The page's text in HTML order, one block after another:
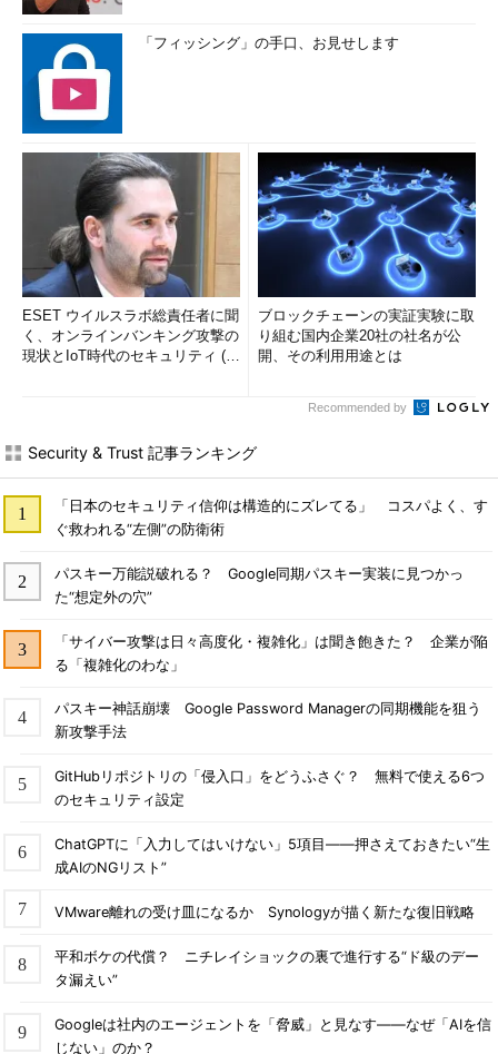
「フィッシング」の手口、お見せします
ESET ウイルスラボ総責任者に聞
く、オンラインバンキング攻撃の
現状とIoT時代のセキュリティ (1/
ブロックチェーンの実証実験に取
り組む国内企業20社の社名が公
開、その利用用途とは
Recommended by
Security & Trust 記事ランキング
「日本のセキュリティ信仰は構造的にズレてる」 コスパよく、す
ぐ救われる“左側”の防衛術
パスキー万能説破れる？ Google同期パスキー実装に見つかっ
た“想定外の穴”
「サイバー攻撃は日々高度化・複雑化」は聞き飽きた？ 企業が陥
る「複雑化のわな」
パスキー神話崩壊 Google Password Managerの同期機能を狙う
新攻撃手法
GitHubリポジトリの「侵入口」をどうふさぐ？ 無料で使える6つ
のセキュリティ設定
ChatGPTに「入力してはいけない」5項目――押さえておきたい“生
成AIのNGリスト”
VMware離れの受け皿になるか Synologyが描く新たな復旧戦略
平和ボケの代償？ ニチレイショックの裏で進行する“ド級のデー
タ漏えい”
Googleは社内のエージェントを「脅威」と見なす――なぜ「AIを信
じない」のか？